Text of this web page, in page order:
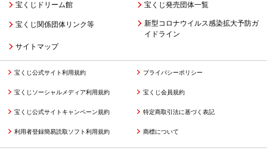
宝くじドリーム館 宝くじ発売団体一覧
宝くじ関係団体リンク等
新型コロナウイルス感染拡大予防ガ
イドライン
サイトマップ
宝くじ公式サイト利用規約 プライバシーポリシー
宝くじソーシャルメディア利用規約 宝くじ会員規約
宝くじ公式サイトキャンペーン規約 特定商取引法に基づく表記
利用者登録簡易読取ソフト利用規約 商標について